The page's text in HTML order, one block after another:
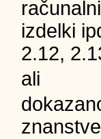
izdelki
2.12,
ali